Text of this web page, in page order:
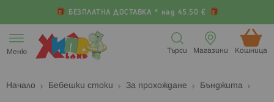
БЕЗПЛАТНА ДОСТАВКА * над 45.50 €
към
съдържанието
Меню Кошница (
Магазини
Търси
Начало Бебешки стоки За прохождане Бънджита